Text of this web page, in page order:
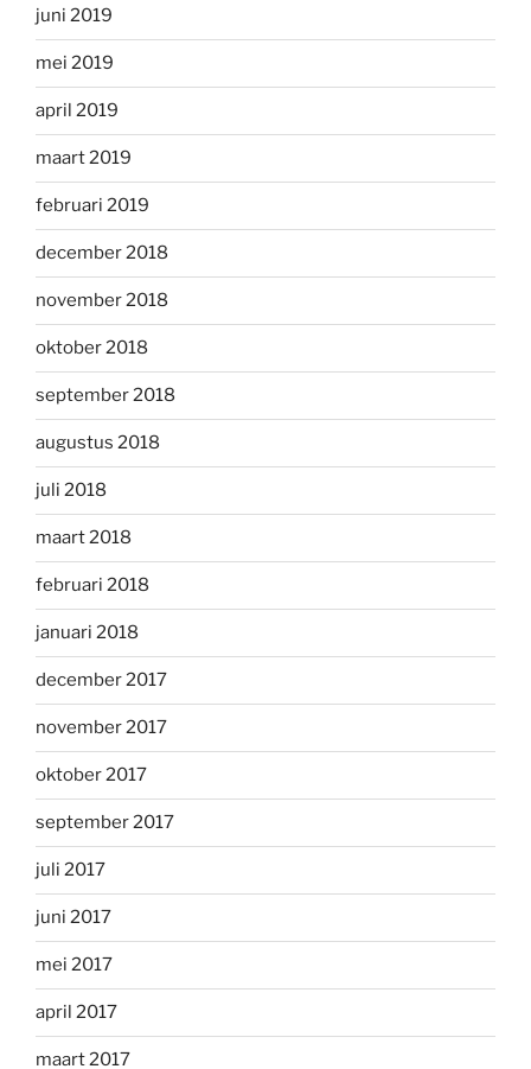
juni 2019
mei 2019
april 2019
maart 2019
februari 2019
december 2018
november 2018
oktober 2018
september 2018
augustus 2018
juli 2018
maart 2018
februari 2018
januari 2018
december 2017
november 2017
oktober 2017
september 2017
juli 2017
juni 2017
mei 2017
april 2017
maart 2017